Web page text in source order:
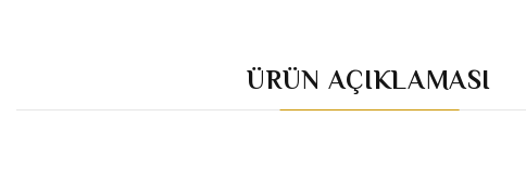
ÜRÜN AÇIKLAMASI